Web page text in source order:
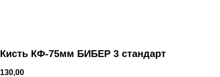
Кисть КФ-75мм БИБЕР 3 стандарт
130,00